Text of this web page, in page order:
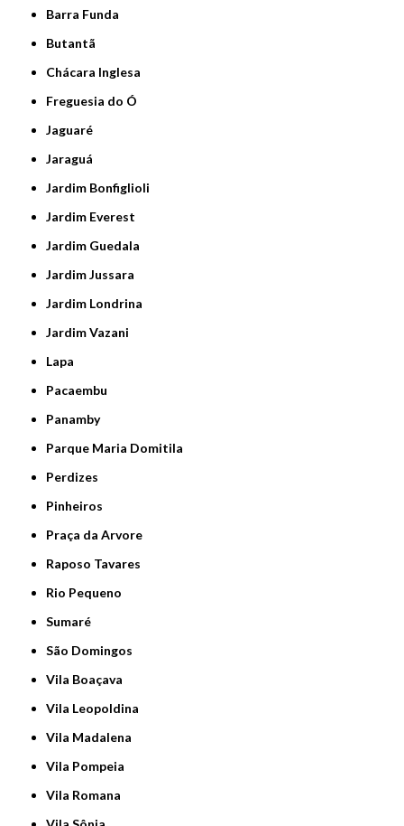
Barra Funda
Butantã
Chácara Inglesa
Freguesia do Ó
Jaguaré
Jaraguá
Jardim Bonfiglioli
Jardim Everest
Jardim Guedala
Jardim Jussara
Jardim Londrina
Jardim Vazani
Lapa
Pacaembu
Panamby
Parque Maria Domitila
Perdizes
Pinheiros
Praça da Arvore
Raposo Tavares
Rio Pequeno
Sumaré
São Domingos
Vila Boaçava
Vila Leopoldina
Vila Madalena
Vila Pompeia
Vila Romana